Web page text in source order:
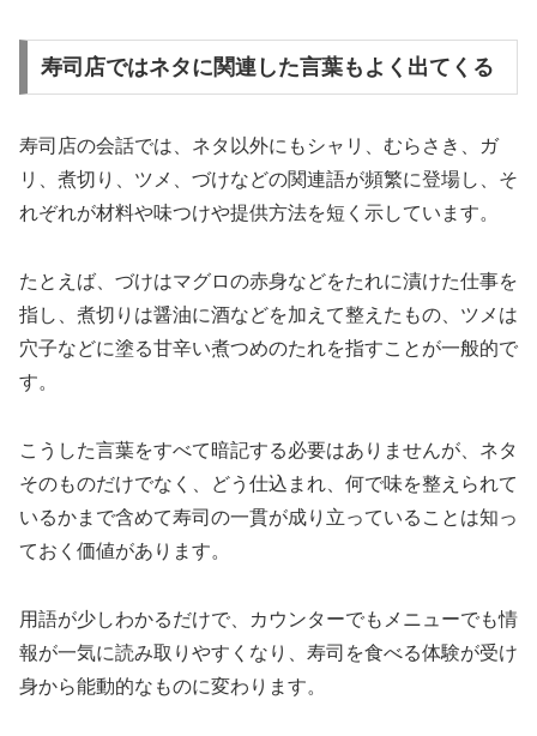
寿司店ではネタに関連した言葉もよく出てくる
寿司店の会話では、ネタ以外にもシャリ、むらさき、ガ
リ、煮切り、ツメ、づけなどの関連語が頻繁に登場し、そ
れぞれが材料や味つけや提供方法を短く示しています。
たとえば、づけはマグロの赤身などをたれに漬けた仕事を
指し、煮切りは醤油に酒などを加えて整えたもの、ツメは
穴子などに塗る甘辛い煮つめのたれを指すことが一般的で
す。
こうした言葉をすべて暗記する必要はありませんが、ネタ
そのものだけでなく、どう仕込まれ、何で味を整えられて
いるかまで含めて寿司の一貫が成り立っていることは知っ
ておく価値があります。
用語が少しわかるだけで、カウンターでもメニューでも情
報が一気に読み取りやすくなり、寿司を食べる体験が受け
身から能動的なものに変わります。